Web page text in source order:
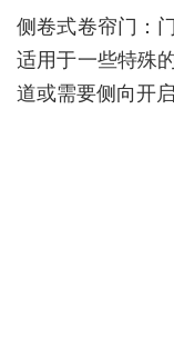
侧卷式卷帘门 ：
适用于一些特殊
道或需要侧向开启